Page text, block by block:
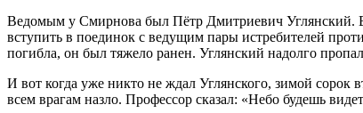
Ведомым у Смирнова был Пётр Дмитриевич Углянский.
вступить в поединок с ведущим пары истребителей
погибла, он был тяжело ранен. Углянский надолго
И вот когда уже никто не ждал Углянского, зимой
всем врагам назло. Профессор сказал: «Небо будешь